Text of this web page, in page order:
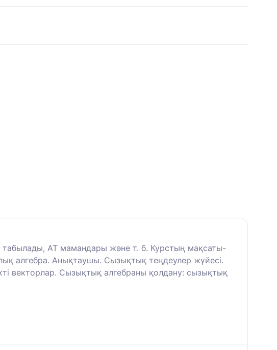
АТ мамандары және т. б. Курстың мақсаты-
алгебра. Анықтаушы. Сызықтық теңдеулер жүйесі.
векторлар. Сызықтық алгебраны қолдану: сызықтық